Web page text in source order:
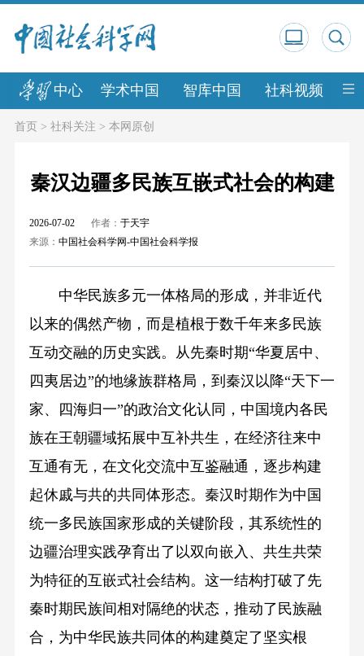
中心 学术中国 智库中国 社科视频 中
首页> 社科关注 > 本网原创
秦汉边疆多民族互嵌式社会的构建
2026-07-02 作者： 于天宇
来源： 中国社会科学网-中国社会科学报
中华民族多元一体格局的形成，并非近代
以来的偶然产物，而是植根于数千年来多民族
互动交融的历史实践。从先秦时期“华夏居中、
四夷居边”的地缘族群格局，到秦汉以降“天下一
家、四海归一”的政治文化认同，中国境内各民
族在王朝疆域拓展中互补共生，在经济往来中
互通有无，在文化交流中互鉴融通，逐步构建
起休戚与共的共同体形态。秦汉时期作为中国
统一多民族国家形成的关键阶段，其系统性的
边疆治理实践孕育出了以双向嵌入、共生共荣
为特征的互嵌式社会结构。这一结构打破了先
秦时期民族间相对隔绝的状态，推动了民族融
合，为中华民族共同体的构建奠定了坚实根